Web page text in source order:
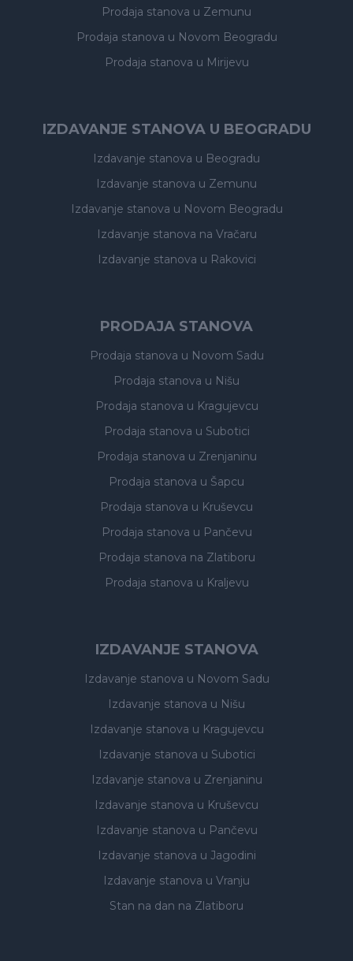
Prodaja stanova u Zemunu
Prodaja stanova u Novom Beogradu
Prodaja stanova u Mirijevu
IZDAVANJE STANOVA U BEOGRADU
Izdavanje stanova u Beogradu
Izdavanje stanova u Zemunu
Izdavanje stanova u Novom Beogradu
Izdavanje stanova na Vračaru
Izdavanje stanova u Rakovici
PRODAJA STANOVA
Prodaja stanova u Novom Sadu
Prodaja stanova u Nišu
Prodaja stanova u Kragujevcu
Prodaja stanova u Subotici
Prodaja stanova u Zrenjaninu
Prodaja stanova u Šapcu
Prodaja stanova u Kruševcu
Prodaja stanova u Pančevu
Prodaja stanova na Zlatiboru
Prodaja stanova u Kraljevu
IZDAVANJE STANOVA
Izdavanje stanova u Novom Sadu
Izdavanje stanova u Nišu
Izdavanje stanova u Kragujevcu
Izdavanje stanova u Subotici
Izdavanje stanova u Zrenjaninu
Izdavanje stanova u Kruševcu
Izdavanje stanova u Pančevu
Izdavanje stanova u Jagodini
Izdavanje stanova u Vranju
Stan na dan na Zlatiboru